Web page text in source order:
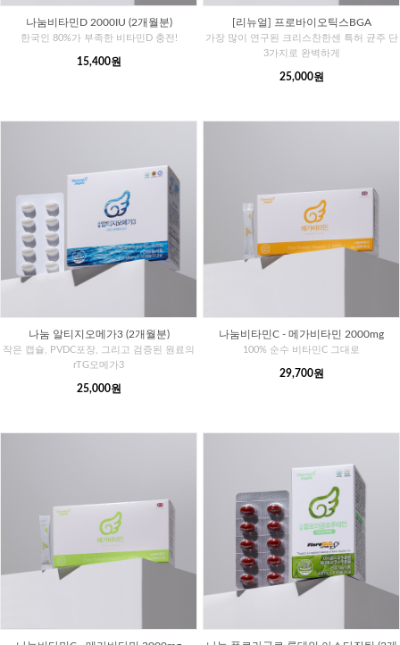
나눔비타민D 2000IU (2개월분)
한국인 80%가 부족한 비타민D 충전!
15,400원
[리뉴얼] 프로바이오틱스BGA
가장 많이 연구된 크리스찬한센 특허 균주 단
3가지로 완벽하게
25,000원
나눔 알티지오메가3 (2개월분)
작은 캡슐, PVDC포장, 그리고 검증된 원료의
rTG오메가3
25,000원
나눔비타민C - 메가비타민 2000mg
100% 순수 비타민C 그대로
29,700원